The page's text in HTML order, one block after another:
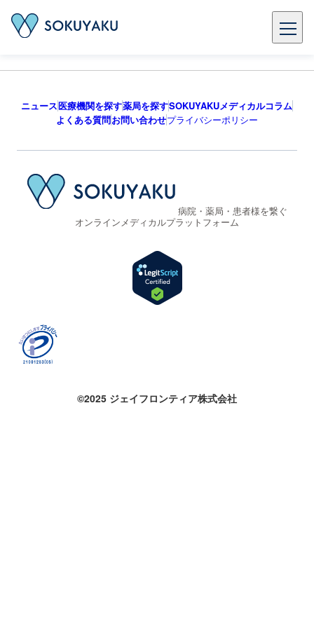
ニュース医療機関を探す薬局を探すSOKUYAKUメディカルコラム
よくある質問お問い合わせプライバシーポリシー
病院・薬局・患者様を繋ぐ
オンラインメディカルプラットフォーム
©2025 ジェイフロンティア株式会社